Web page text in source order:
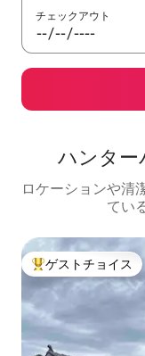
チェックアウト
ハンター
ロケーションや清
てい
大好評のゲストチョ
ゲストチョイス